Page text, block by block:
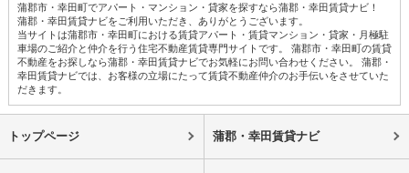
蒲郡市・幸田町でアパート・マンション・貸家を探すなら蒲郡・幸田賃貸ナビ！
蒲郡・幸田賃貸ナビをご利用いただき、ありがとうございます。
当サイトは蒲郡市・幸田町における賃貸アパート・賃貸マンション・貸家・月極駐
車場のご紹介と仲介を行う住宅不動産賃貸専門サイトです。 蒲郡市・幸田町の賃貸
不動産をお探しなら蒲郡・幸田賃貸ナビでお気軽にお問い合わせください。 蒲郡・
幸田賃貸ナビでは、お客様の立場にたって賃貸不動産仲介のお手伝いをさせていた
だきます。
トップページ 蒲郡・幸田賃貸ナビ